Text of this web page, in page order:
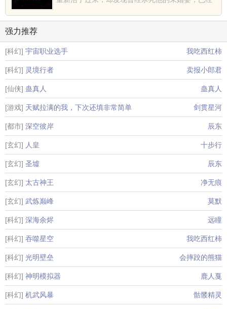
强力推荐
[科幻] 宇宙职业选手 我吃西红柿
[科幻] 灵境行者 卖报小郎君
[仙侠] 蛊真人 蛊真人
[游戏] 天赋拉满的我，下次还填非常简单 剑贯星河
[都市] 深空彼岸 辰东
[玄幻] 人皇 十步行
[玄幻] 圣墟 辰东
[玄幻] 太古神王 净无痕
[玄幻] 武炼巅峰 莫默
[科幻] 深海余烬 远瞳
[科幻] 吞噬星空 我吃西红柿
[科幻] 光明壁垒 会摔跤的熊猫
[科幻] 神明模拟器 鹿人戛
[科幻] 机武风暴 骷髅精灵